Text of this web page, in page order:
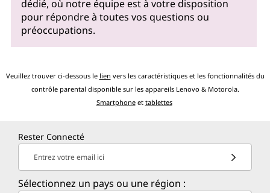
dédié, où notre équipe est à votre disposition
pour répondre à toutes vos questions ou
préoccupations.
Veuillez trouver ci-dessous le lien vers les caractéristiques et les fonctionnalités du
contrôle parental disponible sur les appareils Lenovo & Motorola.
Smartphoneet tablettes
Rester Connecté
Entrez votre email ici
Sélectionnez un pays ou une région :